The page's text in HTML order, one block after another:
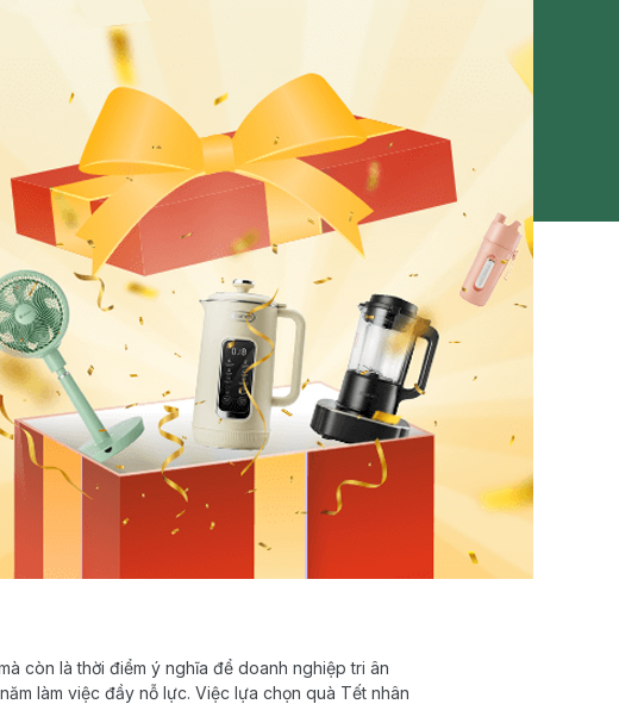
còn là thời điểm ý nghĩa để doanh nghiệp tri ân
làm việc đầy nỗ lực. Việc lựa chọn quà Tết nhân